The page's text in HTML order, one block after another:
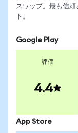
スワップ。最も信
ト。
Google Play
評価
4.4
App Store